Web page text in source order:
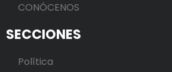
CONÓCENOS
SECCIONES
Política